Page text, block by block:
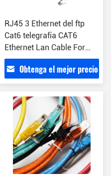
RJ45 3 Ethernet del ftp
Cat6 telegrafía CAT6
Ethernet Lan Cable For
Security
Obtenga el mejor precio